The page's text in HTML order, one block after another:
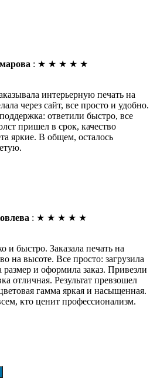
: ★ ★ ★ ★ ★
интерьерную печать на
через сайт, все просто и удобно.
ответили быстро, все
пришел в срок, качество
яркие. В общем, осталось
: ★ ★ ★ ★ ★
и быстро. Заказала печать на
на высоте. Все просто: загрузила
размер и оформила заказ. Привезли
отличная. Результат превзошел
гамма яркая и насыщенная.
кто ценит профессионализм.